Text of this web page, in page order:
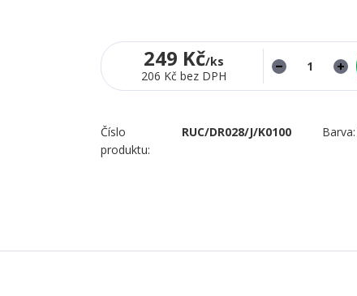
249 Kč/ks
206 Kč bez DPH
Číslo
produktu:
RUC/DR028/J/K0100 Barva: